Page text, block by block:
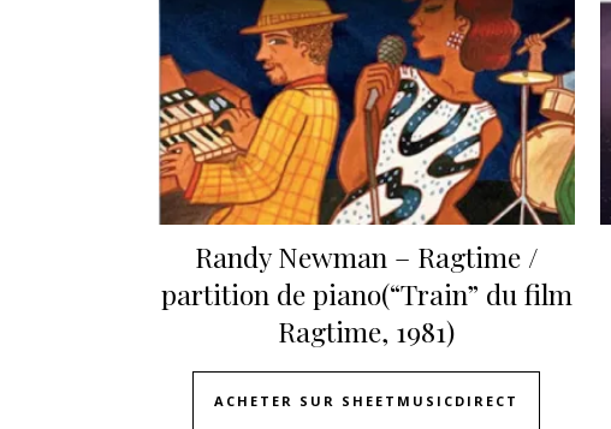
Randy Newman – Ragtime /
partition de piano(“Train” du film
Ragtime, 1981)
ACHETER SUR SHEETMUSICDIRECT